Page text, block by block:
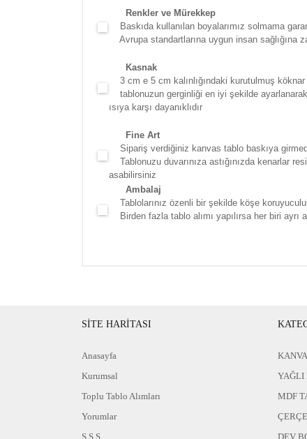
Renkler ve Mürekkep
Baskıda kullanılan boyalarımız solmama
Avrupa standartlarına uygun insan sağlığına
Kasnak
3 cm e 5 cm kalınlığındaki kurutulmuş köknar
tablonuzun gerginliği en iyi şekilde
ısıya karşı dayanıklıdır
Fine Art
Sipariş verdiğiniz kanvas tablo baskıya
Tablonuzu duvarınıza astığınızda kenarlar
asabilirsiniz
Ambalaj
Tablolarınız özenli bir şekilde köşe
Birden fazla tablo alımı yapılırsa her biri ayrı
SİTE HARİTASI
Anasayfa
Kurumsal
Toplu Tablo Alımları
Yorumlar
S.S.S
YAĞLI
MDF
DEV